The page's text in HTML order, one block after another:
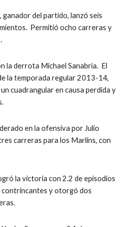
ganador del partido, lanzó seis
Permitió ocho carreras y
la derrota Michael Sanabria.  El
la temporada regular 2013-14,
cuadrangular en causa perdida y
en la ofensiva por Julio
carreras para los Marlins, con
la victoria con 2.2 de episodios
contrincantes y otorgó dos